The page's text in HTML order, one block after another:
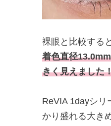
裸眼と比較する
着色直径
きく見えました
ReVIA 1dayシリ
かり盛れる大き